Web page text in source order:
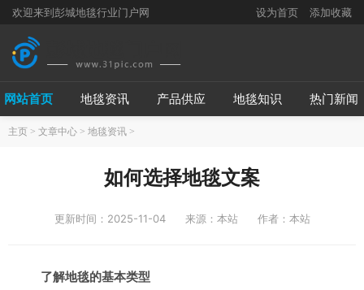
欢迎来到彭城地毯行业门户网 设为首页 添加收藏
网站首页 地毯资讯 产品供应 地毯知识 热门新闻
主页 > 文章中心 > 地毯资讯 >
如何选择地毯文案
更新时间：2025-11-04 来源：本站 作者：本站
了解地毯的基本类型